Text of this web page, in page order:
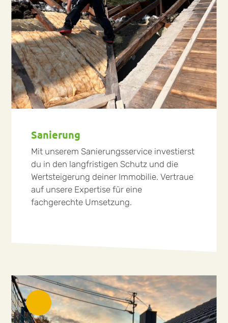
Sanierung
Mit unserem Sanierungsservice investierst
du in den langfristigen Schutz und die
Wertsteigerung deiner Immobilie. Vertraue
auf unsere Expertise für eine
fachgerechte Umsetzung.